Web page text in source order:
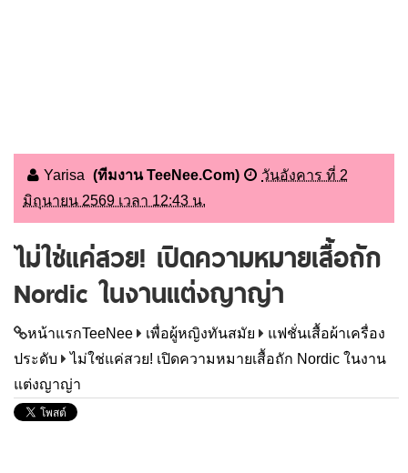
Yarisa (ทีมงาน TeeNee.Com)
วันอังคาร ที่ 2
มิถุนายน 2569 เวลา 12:43 น.
ไม่ใช่แค่สวย! เปิดความหมายเสื้อถัก
Nordic ในงานแต่งญาญ่า
หน้าแรกTeeNee เพื่อผู้หญิงทันสมัย
แฟชั่นเสื้อผ้าเครื่อง
ประดับ
ไม่ใช่แค่สวย! เปิดความหมายเสื้อถัก Nordic ในงาน
แต่งญาญ่า